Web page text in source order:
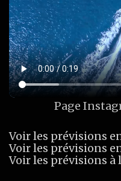
Page
Voir les prévisions
Voir les prévisions
Voir les prévisions à